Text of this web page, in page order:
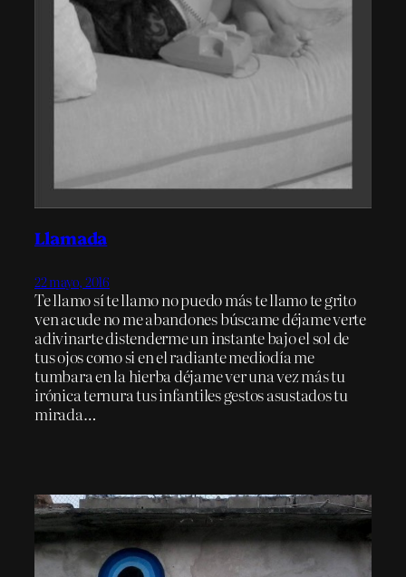
Llamada
22 mayo, 2016
Te llamo sí te llamo no puedo más te llamo te grito
ven acude no me abandones búscame déjame verte
adivinarte distenderme un instante bajo el sol de
tus ojos como si en el radiante mediodía me
tumbara en la hierba déjame ver una vez más tu
irónica ternura tus infantiles gestos asustados tu
mirada…